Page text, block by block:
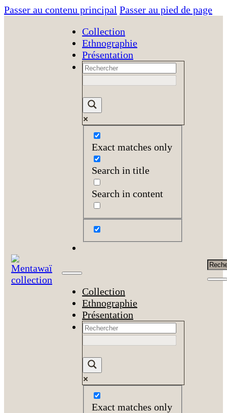
Passer au contenu principal Passer au pied de page
Collection
Ethnographie
Présentation
Exact matches only
Search in title
Search in content
Collection
Ethnographie
Présentation
Exact matches only